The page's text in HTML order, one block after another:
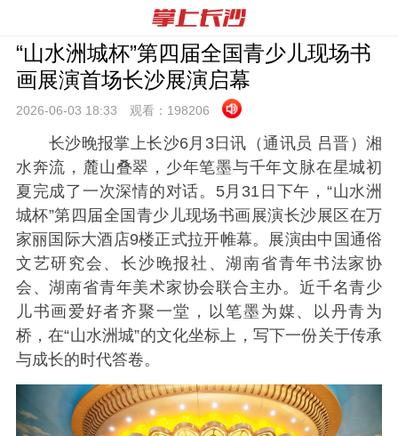
“山水洲城杯”第四届全国青少儿现场书
画展演首场长沙展演启幕
2026-06-03 18:33 观看： 198206
长沙晚报掌上长沙6月3日讯（通讯员 吕晋）湘
水奔流，麓山叠翠，少年笔墨与千年文脉在星城初
夏完成了一次深情的对话。5月31日下午，“山水洲
城杯”第四届全国青少儿现场书画展演长沙展区在万
家丽国际大酒店9楼正式拉开帷幕。展演由中国通俗
文艺研究会、长沙晚报社、湖南省青年书法家协
会、湖南省青年美术家协会联合主办。近千名青少
儿书画爱好者齐聚一堂，以笔墨为媒、以丹青为
桥，在“山水洲城”的文化坐标上，写下一份关于传承
与成长的时代答卷。